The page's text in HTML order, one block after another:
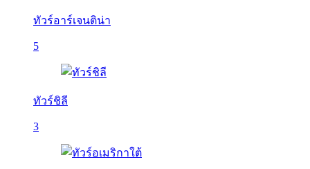
ทัวร์อาร์เจนติน่า
5
ทัวร์ชิลี
3